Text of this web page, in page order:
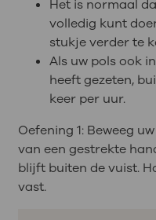
Het is normaal
volledig kunt
stukje verder te
Als uw pols ook
heeft gezeten,
keer per uur.
Oefening 1: Beweeg
van een gestrekte
blijft buiten de vuist.
vast.